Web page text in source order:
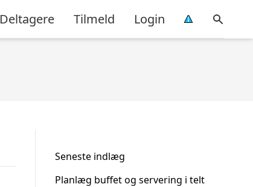
Deltagere Tilmeld Login
Seneste indlæg
Planlæg buffet og servering i telt